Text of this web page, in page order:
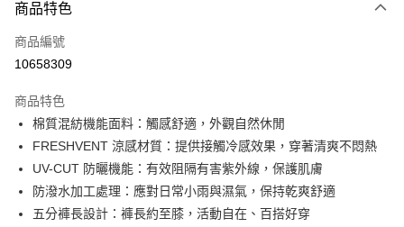
信用卡一次付款
超商取貨付款
Apple Pay
運送方式
全家取貨付款<未取貨列黑名單/不支援離島取退>
每筆NT$60，滿NT$990(含以上)免運費
商品特色
商品編號
10658309
商品特色
棉質混紡機能面料：觸感舒適，外觀自然休閒
FRESHVENT 涼感材質：提供接觸冷感效果，穿著清爽不悶熱
UV-CUT 防曬機能：有效阻隔有害紫外線，保護肌膚
防潑水加工處理：應對日常小雨與濕氣，保持乾爽舒適
五分褲長設計：褲長約至膝，活動自在、百搭好穿